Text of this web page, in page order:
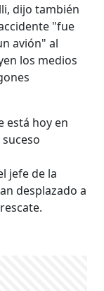
dijo también
"fue
avión" al
los medios
está hoy en
jefe de la
desplazado a